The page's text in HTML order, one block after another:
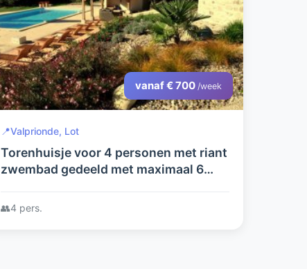
vanaf € 700 /week
📍Valprionde, Lot
Torenhuisje voor 4 personen met riant
zwembad gedeeld met maximaal 6
👥4 pers.